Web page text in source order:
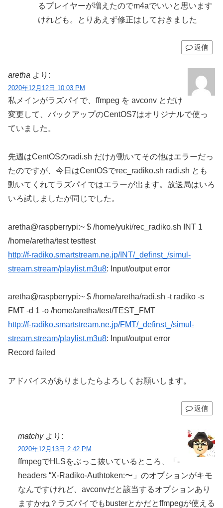
るプレイヤーが増えたのでm4aでいいと思います
けれども。とりあえず修正はしておきました
返信
aretha より:
2020年12月12日 10:03 PM
私メインがラズパイで、ffmpeg を avconv とだけ
変更して、バックアップのCentOS7はオリジナルで使っ
ていました。
先週はCentOSのradi.sh だけが動いてその他はエラーだっ
たのですが、今日はCentOSでrec_radiko.sh radi.sh とも
動いてくれてラズパイではエラーが出ます。放送局はいろ
いろ試しましたが同じでした。
aretha@raspberrypi:~ $ /home/yuki/rec_radiko.sh INT 1
/home/aretha/test testtest
http://f-radiko.smartstream.ne.jp/INT/_definst_/simul-
stream.stream/playlist.m3u8: Input/output error
aretha@raspberrypi:~ $ /home/aretha/radi.sh -t radiko -s
FMT -d 1 -o /home/aretha/test/TEST_FMT
http://f-radiko.smartstream.ne.jp/FMT/_definst_/simul-
stream.stream/playlist.m3u8: Input/output error
Record failed
アドバイスがありましたらよろしくお願いします。
返信
matchy より:
2020年12月13日 2:42 PM
ffmpegでHLSをぶっこ抜いているところ、「-
headers “X-Radiko-Authtoken:〜」のオプションがキモ
なんですけれど、avconvだと該当するオプションあり
ますかね？ラズパイでもbusterとかだとffmpegが使える